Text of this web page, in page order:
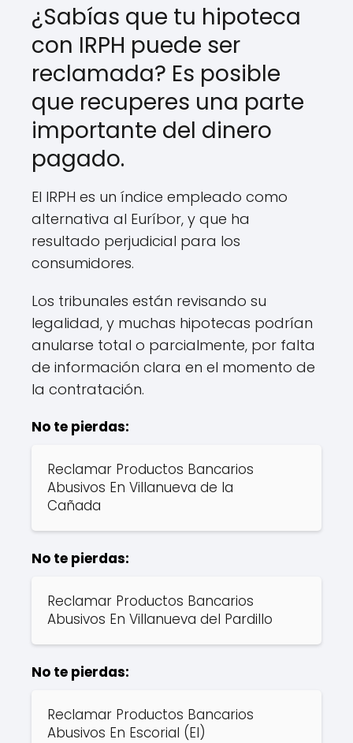
¿Sabías que tu hipoteca
con IRPH puede ser
reclamada? Es posible
que recuperes una parte
importante del dinero
pagado.
El IRPH es un índice empleado como
alternativa al Euríbor, y que ha
resultado perjudicial para los
consumidores.
Los tribunales están revisando su
legalidad, y muchas hipotecas podrían
anularse total o parcialmente, por falta
de información clara en el momento de
la contratación.
No te pierdas:
Reclamar Productos Bancarios
Abusivos En Villanueva de la
Cañada
No te pierdas:
Reclamar Productos Bancarios
Abusivos En Villanueva del Pardillo
No te pierdas:
Reclamar Productos Bancarios
Abusivos En Escorial (El)